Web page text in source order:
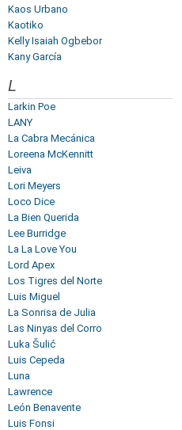
Kaos Urbano
Kaotiko
Kelly Isaiah Ogbebor
Kany García
L
Larkin Poe
LANY
La Cabra Mecánica
Loreena McKennitt
Leiva
Lori Meyers
Loco Dice
La Bien Querida
Lee Burridge
La La Love You
Lord Apex
Los Tigres del Norte
Luis Miguel
La Sonrisa de Julia
Las Ninyas del Corro
Luka Šulić
Luis Cepeda
Luna
Lawrence
León Benavente
Luis Fonsi